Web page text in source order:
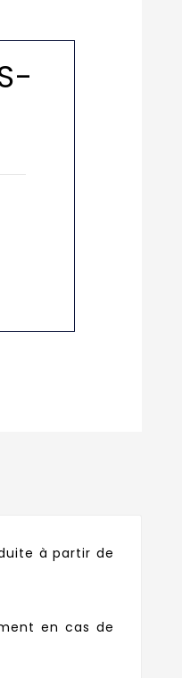
à partir de
en cas de